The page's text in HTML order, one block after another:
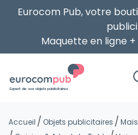
Eurocom Pub, votre
Maquette en ligne
Expert de vos objets publicitaires
Accueil Objets publicitaires